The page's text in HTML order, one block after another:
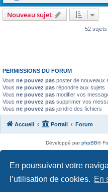
En poursuivant votre
l’utilisation de cookies. En
Nouveau sujet
52 sujets
PERMISSIONS DU FORUM
Vous ne pouvez pas poster de nouveaux
Vous ne pouvez pas répondre aux sujets
Vous ne pouvez pas modifier vos
Vous ne pouvez pas supprimer vos
Vous ne pouvez pas joindre des fichiers
Accueil Portail Forum
Développé parphpBB®
Traduit